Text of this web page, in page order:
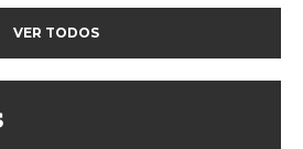
VER TODOS